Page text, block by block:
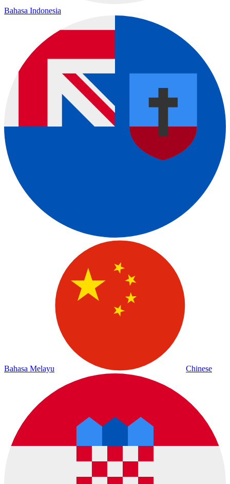
Bahasa Indonesia
Bahasa Melayu Chinese